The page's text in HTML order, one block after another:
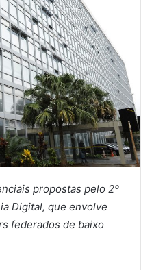
propostas pelo 2º
Digital, que envolve
federados de baixo